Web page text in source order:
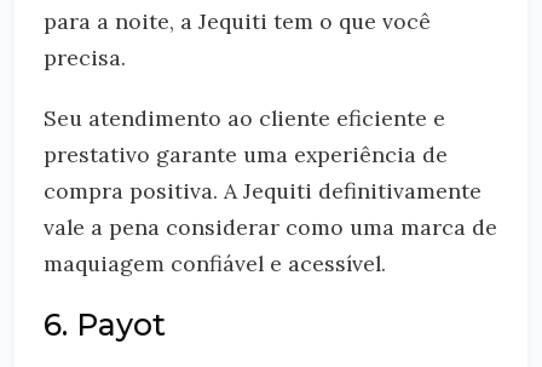
para a noite, a Jequiti tem o que você
precisa.
Seu atendimento ao cliente eficiente e
prestativo garante uma experiência de
compra positiva. A Jequiti definitivamente
vale a pena considerar como uma marca de
maquiagem confiável e acessível.
6. Payot